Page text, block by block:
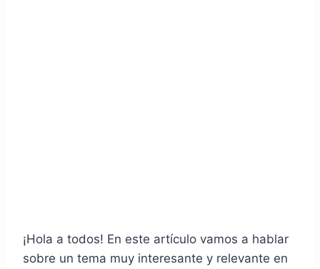
¡Hola a todos! En este artículo vamos a hablar
sobre un tema muy interesante y relevante en